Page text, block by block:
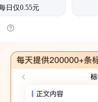
日仅0.55元